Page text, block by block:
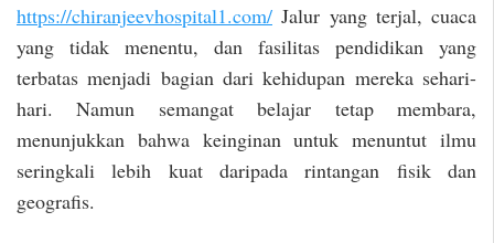
https://chiranjeevhospital1.com/ Jalur yang terjal, cuaca
yang tidak menentu, dan fasilitas pendidikan yang
terbatas menjadi bagian dari kehidupan mereka sehari-
hari. Namun semangat belajar tetap membara,
menunjukkan bahwa keinginan untuk menuntut ilmu
seringkali lebih kuat daripada rintangan fisik dan
geografis.